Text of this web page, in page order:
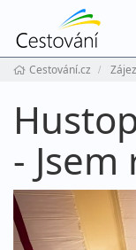
Cestování.cz
-